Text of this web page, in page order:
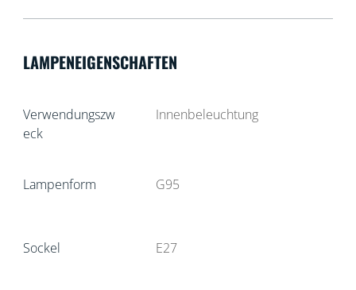
LAMPENEIGENSCHAFTEN
Verwendungszw
eck
Innenbeleuchtung
Lampenform G95
Sockel E27